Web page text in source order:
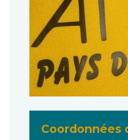
Coordonnées